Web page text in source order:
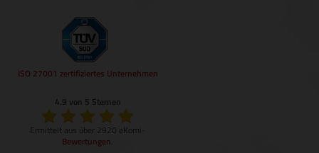
ISO 27001 zertifiziertes Unternehmen
4.9 von 5 Sternen
Ermittelt aus über 2920 eKomi-
Bewertungen